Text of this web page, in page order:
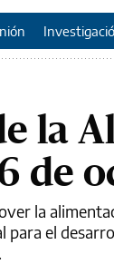
la
de
la
para el